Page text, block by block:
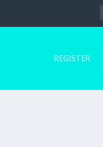
REGISTER